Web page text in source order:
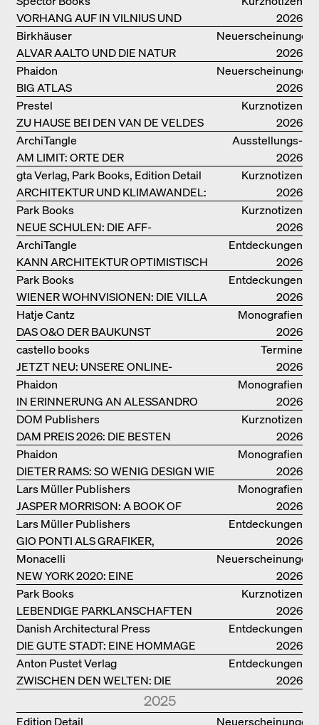
VORHANG AUF IN VILNIUS UND
MINSK!
2026
Neuerscheinungen
ALVAR AALTO UND DIE NATUR
Birkhäuser
2026
Neuerscheinungen
BIG ATLAS
Phaidon
2026
Kurznotizen
ZU HAUSE BEI DEN VAN DE VELDES
Prestel
2026
Ausstellungs­
kataloge
AM LIMIT: ORTE DER
LEBENSMITTELPRODUKTION
ArchiTangle
2026
Kurznotizen
ARCHITEKTUR UND KLIMAWANDEL:
WEITERE BUCHEMPFEHLUNGEN
gta Verlag, Park Books, Edition Detail
2026
Kurznotizen
NEUE SCHULEN: DIE AFF-
MONOGRAFIE
Park Books
2026
Entdeckungen
KANN ARCHITEKTUR OPTIMISTISCH
SEIN?
ArchiTangle
2026
Entdeckungen
WIENER WOHNVISIONEN: DIE VILLA
REZEK
Park Books
2026
Monografien
DAS O&O DER BAUKUNST
Hatje Cantz
2026
Termine
JETZT NEU: UNSERE ONLINE-
BUCHHANDLUNG
castello books
2026
Monografien
IN ERINNERUNG AN ALESSANDRO
MENDINI
Phaidon
2026
Kurznotizen
DAM PREIS 2026: DIE BESTEN
BAUTEN IN/AUS DEUTSCHLAND
DOM Publishers
2026
Monografien
DIETER RAMS: SO WENIG DESIGN WIE
MÖGLICH
Phaidon
2026
Monografien
JASPER MORRISON: A BOOK OF
THINGS
Lars Müller Publishers
2026
Entdeckungen
GIO PONTI ALS GRAFIKER,
ARCHITEKT, DESIGNER….
Lars Müller Publishers
2026
Neuerscheinungen
NEW YORK 2020: EINE
ENZYKLOPÄDIE DER ARCHITEKTUR
Monacelli
2026
Kurznotizen
LEBENDIGE PARKLANSCHAFTEN
Park Books
2026
Entdeckungen
DIE GUTE STADT: EINE HOMMAGE
DES MENSCHENFREUNDS JAN GEHL
Danish Architectural Press
2026
Entdeckungen
ZWISCHEN DEN WELTEN: DIE
POWER-ARCHITEKTIN ELIZABETH
SCHEU CLOSE
Anton Pustet Verlag
2026
2025
Neuerscheinungen
Edition Detail